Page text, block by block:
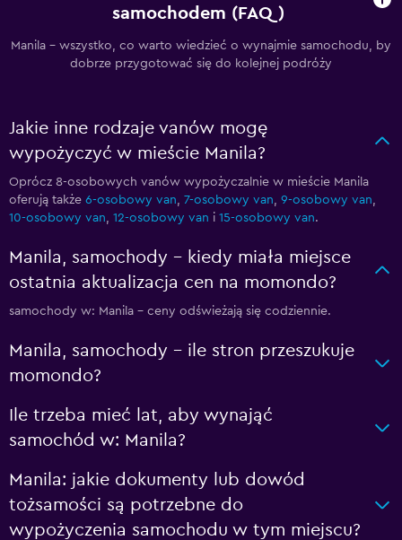
samochodem (FAQ)
Manila - wszystko, co warto wiedzieć o wynajmie samochodu, by
dobrze przygotować się do kolejnej podróży
Jakie inne rodzaje vanów mogę
wypożyczyć w mieście Manila?
Oprócz 8-osobowych vanów wypożyczalnie w mieście Manila
oferują także 6-osobowy van, 7-osobowy van, 9-osobowy van,
10-osobowy van, 12-osobowy van i 15-osobowy van.
Manila, samochody – kiedy miała miejsce
ostatnia aktualizacja cen na momondo?
samochody w: Manila – ceny odświeżają się codziennie.
Manila, samochody – ile stron przeszukuje
momondo?
Ile trzeba mieć lat, aby wynająć
samochód w: Manila?
Manila: jakie dokumenty lub dowód
tożsamości są potrzebne do
wypożyczenia samochodu w tym miejscu?